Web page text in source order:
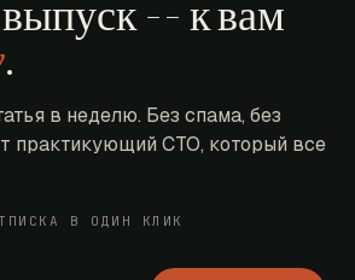
-- к вам
.
в неделю. Без спама, без
практикующий CTO, который все
В ОДИН КЛИК